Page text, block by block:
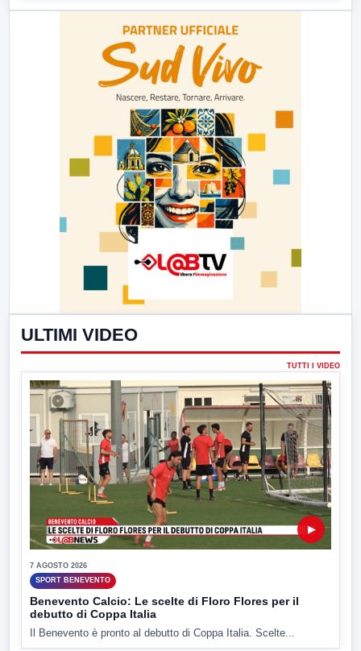
ULTIMI VIDEO
TUTTI I VIDEO
▶
7 AGOSTO 2026
SPORT BENEVENTO
Benevento Calcio: Le scelte di Floro Flores per il
debutto di Coppa Italia
Il Benevento è pronto al debutto di Coppa Italia. Scelte...